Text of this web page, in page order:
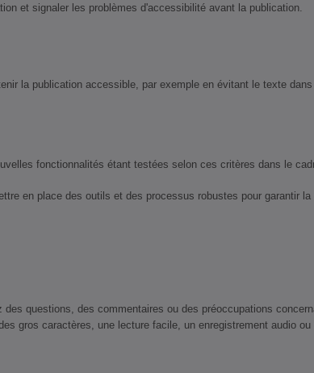
et signaler les problèmes d'accessibilité avant la publication.
la publication accessible, par exemple en évitant le texte
fonctionnalités étant testées selon ces critères dans le
en place des outils et des processus robustes pour garantir
questions, des commentaires ou des préoccupations
gros caractères, une lecture facile, un enregistrement audio